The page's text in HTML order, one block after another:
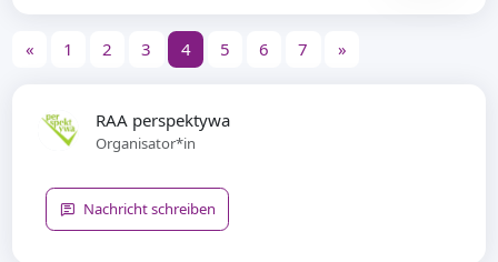
« 1 2 3 4 5 6 7 »
RAA perspektywa
Organisator*in
Nachricht schreiben